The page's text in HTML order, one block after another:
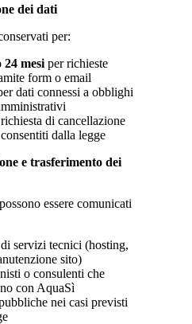
dei dati
per:
24 mesi per richieste
form o email
dati connessi a obblighi
di cancellazione
dalla legge
e trasferimento dei
essere comunicati
servizi tecnici (hosting,
sito)
o consulenti che
con AquaSì
nei casi previsti